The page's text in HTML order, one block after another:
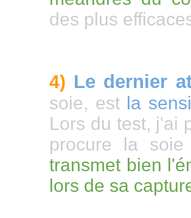
des plus
4) Le dernier
soie, est la
Lors du test, j'ai
procure la
transmet bien
lors de sa